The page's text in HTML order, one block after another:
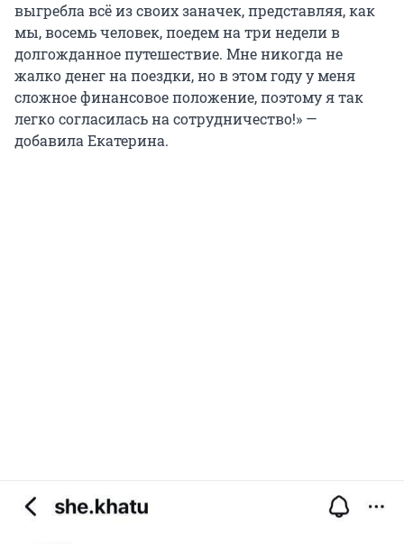
выгребла всё из своих заначек, представляя, как
мы, восемь человек, поедем на три недели в
долгожданное путешествие. Мне никогда не
жалко денег на поездки, но в этом году у меня
сложное финансовое положение, поэтому я так
легко согласилась на сотрудничество!» —
добавила Екатерина.